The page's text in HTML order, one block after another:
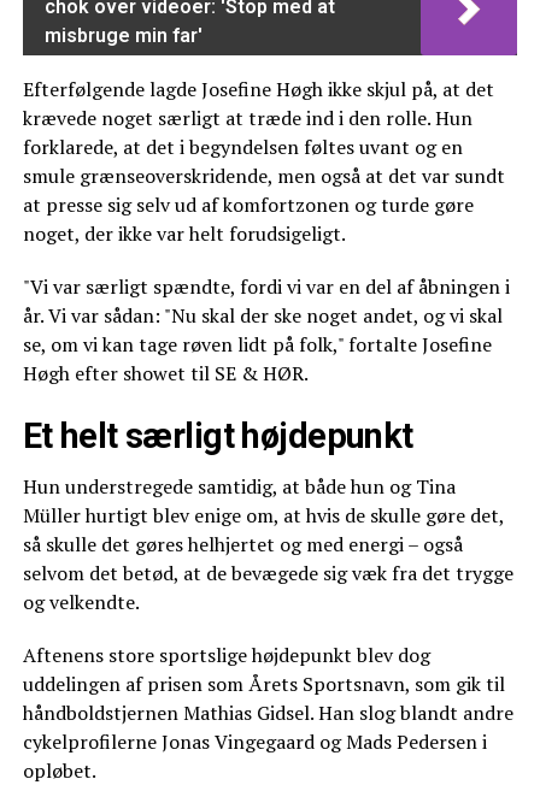
chok over videoer: 'Stop med at
misbruge min far'
Efterfølgende lagde Josefine Høgh ikke skjul på, at det
krævede noget særligt at træde ind i den rolle. Hun
forklarede, at det i begyndelsen føltes uvant og en
smule grænseoverskridende, men også at det var sundt
at presse sig selv ud af komfortzonen og turde gøre
noget, der ikke var helt forudsigeligt.
"Vi var særligt spændte, fordi vi var en del af åbningen i
år. Vi var sådan: "Nu skal der ske noget andet, og vi skal
se, om vi kan tage røven lidt på folk," fortalte Josefine
Høgh efter showet til SE & HØR.
Et helt særligt højdepunkt
Hun understregede samtidig, at både hun og Tina
Müller hurtigt blev enige om, at hvis de skulle gøre det,
så skulle det gøres helhjertet og med energi – også
selvom det betød, at de bevægede sig væk fra det trygge
og velkendte.
Aftenens store sportslige højdepunkt blev dog
uddelingen af prisen som Årets Sportsnavn, som gik til
håndboldstjernen Mathias Gidsel. Han slog blandt andre
cykelprofilerne Jonas Vingegaard og Mads Pedersen i
opløbet.